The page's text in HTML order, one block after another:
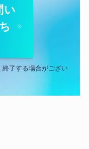
い
了する場合がござい